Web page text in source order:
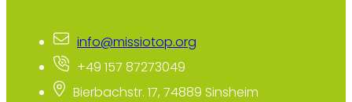
info@missiotop.org
+49 157 87273049
Bierbachstr. 17, 74889 Sinsheim